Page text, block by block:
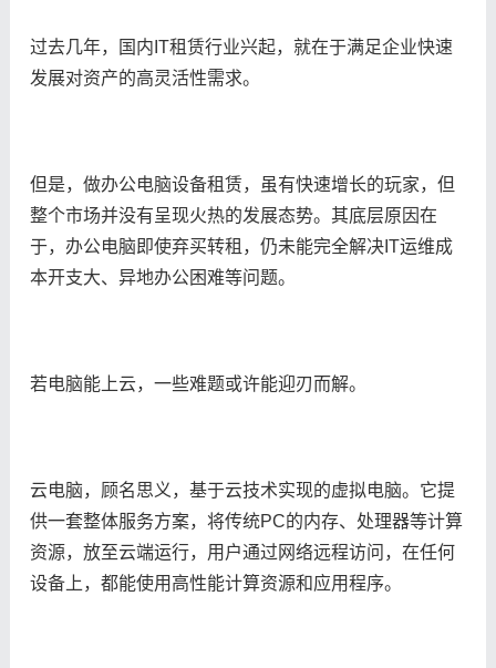
过去几年，国内IT租赁行业兴起，就在于满足企业快速
发展对资产的高灵活性需求。
但是，做办公电脑设备租赁，虽有快速增长的玩家，但
整个市场并没有呈现火热的发展态势。其底层原因在
于，办公电脑即使弃买转租，仍未能完全解决IT运维成
本开支大、异地办公困难等问题。
若电脑能上云，一些难题或许能迎刃而解。
云电脑，顾名思义，基于云技术实现的虚拟电脑。它提
供一套整体服务方案，将传统PC的内存、处理器等计算
资源，放至云端运行，用户通过网络远程访问，在任何
设备上，都能使用高性能计算资源和应用程序。